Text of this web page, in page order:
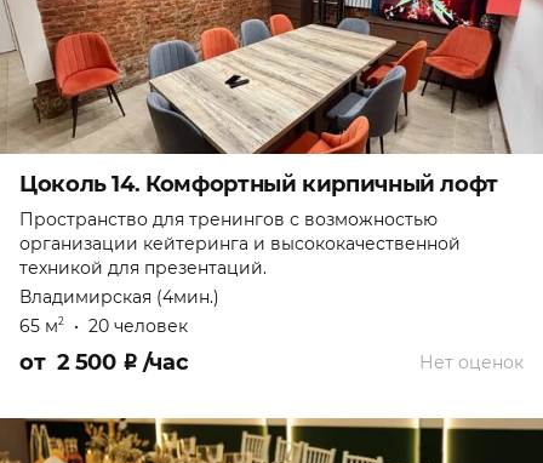
Цоколь 14. Комфортный кирпичный лофт
Пространство для тренингов с возможностью
организации кейтеринга и высококачественной
техникой для презентаций.
Владимирская (4мин.)
65 м2 • 20 человек
Нет оценок
от 2 500 ₽ /час